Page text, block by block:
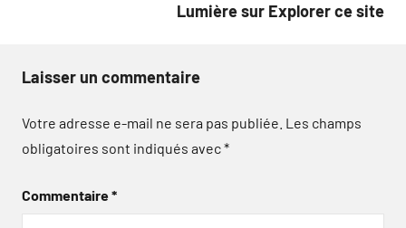
Lumière sur Explorer ce site
Laisser un commentaire
Votre adresse e-mail ne sera pas publiée. Les champs
obligatoires sont indiqués avec*
Commentaire*